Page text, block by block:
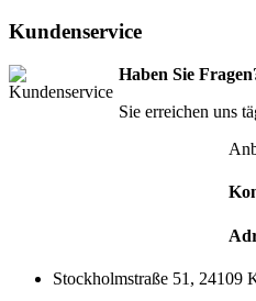
Kundenservice
Haben Sie
Sie erreichen uns
Stockholmstraße 51, 24109